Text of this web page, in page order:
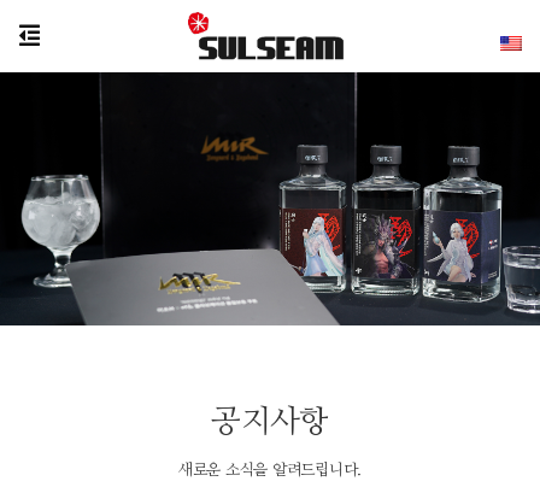
공지사항
새로운 소식을 알려드립니다.